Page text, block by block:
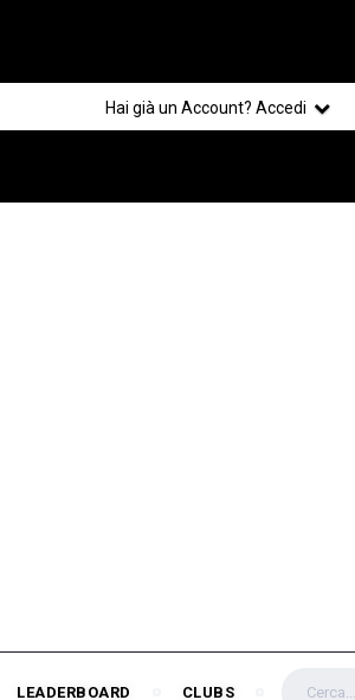
Hai già un Account? Accedi
LEADERBOARD CLUBS